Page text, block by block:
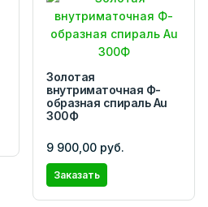
Золотая
внутриматочная Ф-
образная спираль Au
300Ф
9 900,00 руб.
Заказать